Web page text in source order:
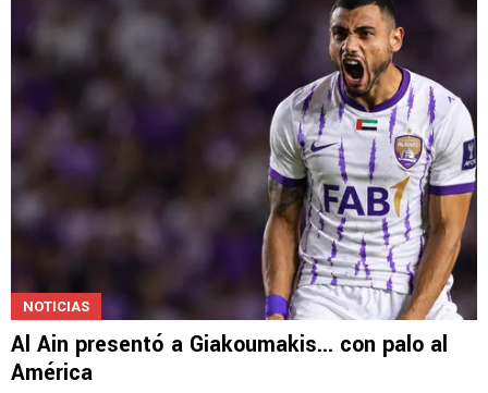
NOTICIAS
Al Ain presentó a Giakoumakis... con palo al
América